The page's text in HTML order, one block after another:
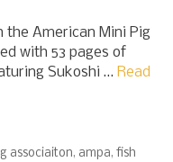
the American Mini Pig
with 53 pages of
Sukoshi … Read
associaiton, ampa, fish